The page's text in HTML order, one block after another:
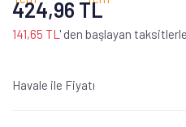
424,96 TL
141,65 TL ' den başlayan taksitlerle
Havale ile Fiyatı